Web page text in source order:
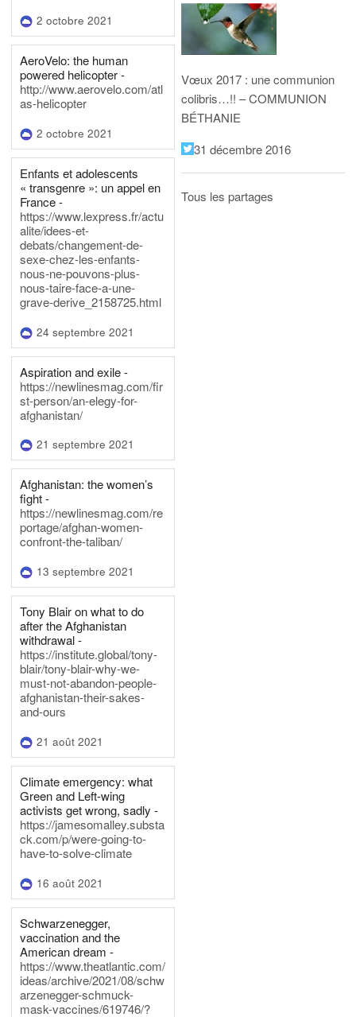
2 octobre 2021
AeroVelo: the human
powered helicopter -
http://www.aerovelo.com/atl
as-helicopter
2 octobre 2021
Enfants et adolescents
« transgenre »: un appel en
France -
https://www.lexpress.fr/actu
alite/idees-et-
debats/changement-de-
sexe-chez-les-enfants-
nous-ne-pouvons-plus-
nous-taire-face-a-une-
grave-derive_2158725.html
24 septembre 2021
Aspiration and exile -
https://newlinesmag.com/fir
st-person/an-elegy-for-
afghanistan/
21 septembre 2021
Afghanistan: the women’s
fight -
https://newlinesmag.com/re
portage/afghan-women-
confront-the-taliban/
13 septembre 2021
Tony Blair on what to do
after the Afghanistan
withdrawal -
https://institute.global/tony-
blair/tony-blair-why-we-
must-not-abandon-people-
afghanistan-their-sakes-
and-ours
21 août 2021
Climate emergency: what
Green and Left-wing
activists get wrong, sadly -
https://jamesomalley.substa
ck.com/p/were-going-to-
have-to-solve-climate
16 août 2021
Schwarzenegger,
vaccination and the
American dream -
https://www.theatlantic.com/
ideas/archive/2021/08/schw
arzenegger-schmuck-
mask-vaccines/619746/?
Vœux 2017 : une communion
colibris…!! – COMMUNION
BÉTHANIE
31 décembre 2016
Tous les partages